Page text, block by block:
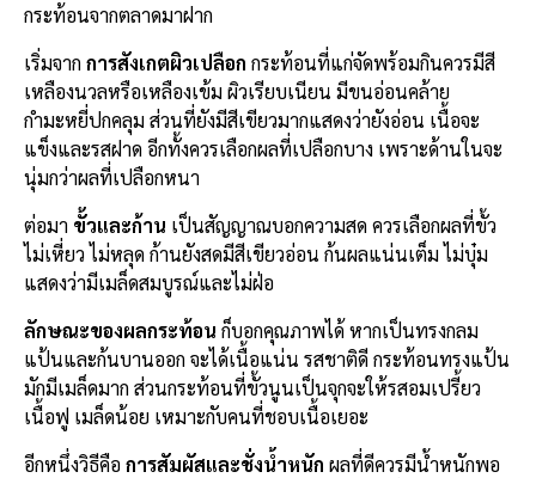
กระท้อนจากตลาดมาฝาก
เริ่มจาก การสังเกตผิวเปลือก กระท้อนที่แก่จัดพร้อมกินควรมีสี
เหลืองนวลหรือเหลืองเข้ม ผิวเรียบเนียน มีขนอ่อนคล้าย
กำมะหยี่ปกคลุม ส่วนที่ยังมีสีเขียวมากแสดงว่ายังอ่อน เนื้อจะ
แข็งและรสฝาด อีกทั้งควรเลือกผลที่เปลือกบาง เพราะด้านในจะ
นุ่มกว่าผลที่เปลือกหนา
ต่อมา ขั้วและก้าน เป็นสัญญาณบอกความสด ควรเลือกผลที่ขั้ว
ไม่เหี่ยว ไม่หลุด ก้านยังสดมีสีเขียวอ่อน ก้นผลแน่นเต็ม ไม่บุ๋ม
แสดงว่ามีเมล็ดสมบูรณ์และไม่ฝ่อ
ลักษณะของผลกระท้อน ก็บอกคุณภาพได้ หากเป็นทรงกลม
แป้นและก้นบานออก จะได้เนื้อแน่น รสชาติดี กระท้อนทรงแป้น
มักมีเมล็ดมาก ส่วนกระท้อนที่ขั้วนูนเป็นจุกจะให้รสอมเปรี้ยว
เนื้อฟู เมล็ดน้อย เหมาะกับคนที่ชอบเนื้อเยอะ
อีกหนึ่งวิธีคือ การสัมผัสและชั่งน้ำหนัก ผลที่ดีควรมีน้ำหนักพอ